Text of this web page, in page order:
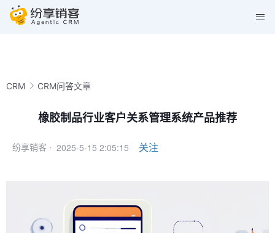
CRM CRM问答文章
橡胶制品行业客户关系管理系统产品推荐
纷享销客 · 2025-5-15 2:05:15 关注